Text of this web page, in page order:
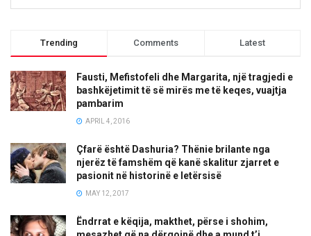
Trending Comments Latest
Fausti, Mefistofeli dhe Margarita, një tragjedi e
bashkëjetimit të së mirës me të keqes, vuajtja
pambarim
APRIL 4, 2016
Çfarë është Dashuria? Thënie brilante nga
njerëz të famshëm që kanë skalitur zjarret e
pasionit në historinë e letërsisë
MAY 12, 2017
Ëndrrat e këqija, makthet, përse i shohim,